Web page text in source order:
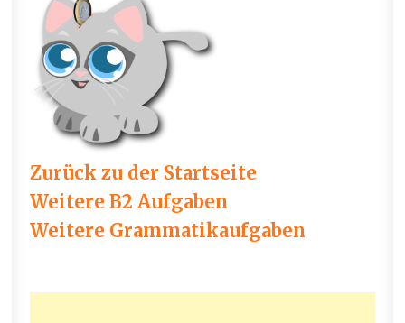
Zurück zu der Startseite
Weitere B2 Aufgaben
Weitere Grammatikaufgaben